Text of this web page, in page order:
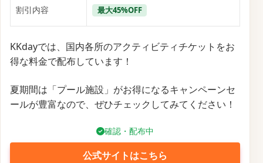
割引内容
最大45%OFF
KKdayでは、国内各所のアクティビティチケットをお
得な料金で配布しています！
夏期間は「プール施設」がお得になるキャンペーンセ
ールが豊富なので、ぜひチェックしてみてください！
確認・配布中
公式サイトはこちら